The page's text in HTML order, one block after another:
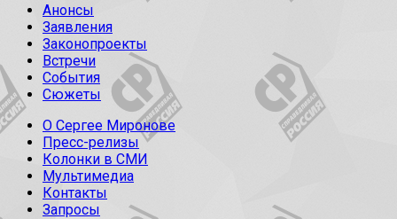
Анонсы
Заявления
Законопроекты
Встречи
События
Сюжеты
О Сергее Миронове
Пресс-релизы
Колонки в СМИ
Мультимедиа
Контакты
Запросы